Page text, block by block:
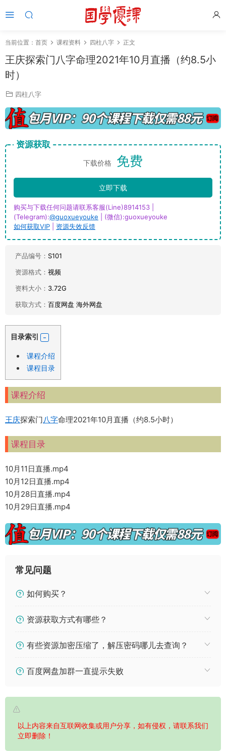
当前位置： 首页 课程资料 四柱八字 正文
王庆探索门八字命理2021年10月直播（约8.5小
时）
四柱八字
资源获取
下载价格 免费
立即下载
购买与下载任何问题请联系客服(Line)8914153 |
(Telegram):@guoxueyouke | (微信):guoxueyouke
如何获取VIP
资源失效反馈
产品编号： S101
资源格式： 视频
资料大小： 3.72G
获取方式： 百度网盘 海外网盘
目录索引
课程介绍
课程目录
课程介绍
王庆探索门八字命理2021年10月直播（约8.5小时）
课程目录
10月11日直播.mp4
10月12日直播.mp4
10月28日直播.mp4
10月29日直播.mp4
常见问题
如何购买？
资源获取方式有哪些？
有些资源加密压缩了，解压密码哪儿去查询？
百度网盘加群一直提示失败
以上内容来自互联网收集或用户分享，如有侵权，请联系我们
立即删除！